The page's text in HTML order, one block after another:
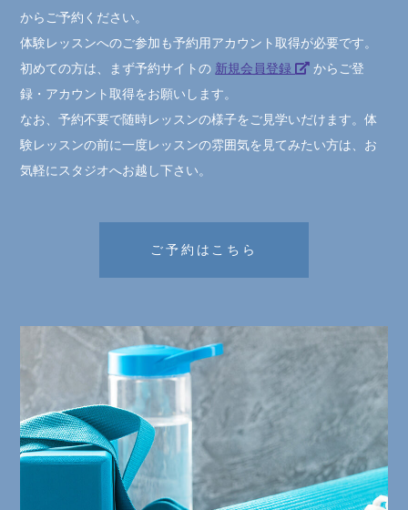
からご予約ください。
体験レッスンへのご参加も予約用アカウント取得が必要です。
初めての方は、まず予約サイトの 新規会員登録
からご登
録・アカウント取得をお願いします。
なお、予約不要で随時レッスンの様子をご見学いだけます。体
験レッスンの前に一度レッスンの雰囲気を見てみたい方は、お
気軽にスタジオへお越し下さい。
ご予約はこちら